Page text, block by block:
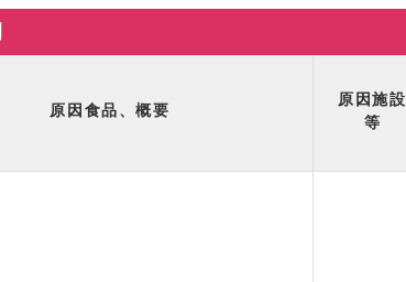
原因食品、概要
原因施設
等